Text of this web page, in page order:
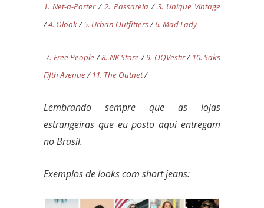
1. Net-a-Porter/2. Passarela/ 3. Unique Vintage
/4. Olook/5. Urban Outfitters/6. Mad Lady
7. Free People/8. NK Store/9. OQVestir/ 10. Saks
Fifth Avenue/ 11. The Outnet/
Lembrando sempre que as lojas
estrangeiras que eu posto aqui entregam
no Brasil.
Exemplos de looks com short jeans: